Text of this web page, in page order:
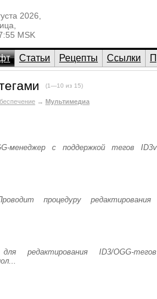
2026,
MSK
Статьи Рецепты Ссылки
(1—10 из 15)
→ Мультимедиа
менеджер с поддержкой тегов
процедуру редактирования
редактирования ID3/OGG-